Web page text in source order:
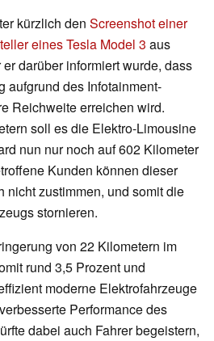
kürzlich den Screenshot einer
eines Tesla Model 3 aus
darüber informiert wurde, dass
aufgrund des Infotainment-
Reichweite erreichen wird.
soll es die Elektro-Limousine
nun nur noch auf 602 Kilometer
Kunden können dieser
nicht zustimmen, und somit die
stornieren.
von 22 Kilometern im
rund 3,5 Prozent und
moderne Elektrofahrzeuge
Performance des
dabei auch Fahrer begeistern,